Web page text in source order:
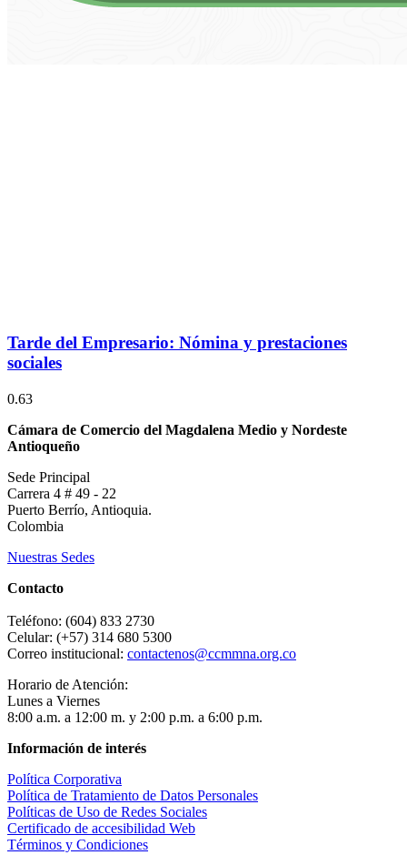
Tarde del Empresario: Nómina y prestaciones
sociales
Cámara de Comercio del Magdalena Medio y Nordeste
Antioqueño
Sede Principal
Carrera 4 # 49 - 22
Puerto Berrío, Antioquia.
Colombia
Nuestras Sedes
Contacto
Teléfono: (604) 833 2730
Celular: (+57) 314 680 5300
Correo institucional: contactenos@ccmmna.org.co
Horario de Atención:
Lunes a Viernes
8:00 a.m. a 12:00 m. y 2:00 p.m. a 6:00 p.m.
Información de interés
Política Corporativa
Política de Tratamiento de Datos Personales
Políticas de Uso de Redes Sociales
Certificado de accesibilidad Web
Términos y Condiciones